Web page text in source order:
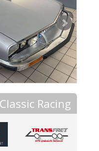
Racing